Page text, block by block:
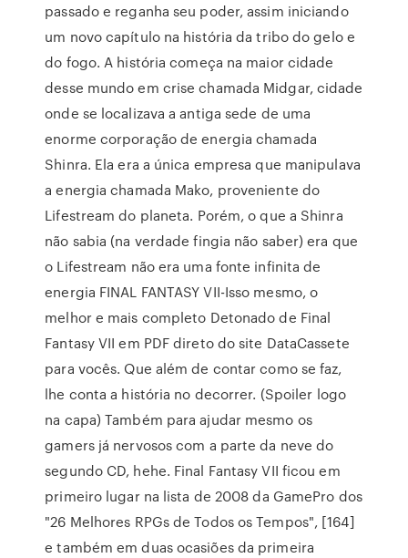
passado e reganha seu poder, assim iniciando
um novo capítulo na história da tribo do gelo e
do fogo. A história começa na maior cidade
desse mundo em crise chamada Midgar, cidade
onde se localizava a antiga sede de uma
enorme corporação de energia chamada
Shinra. Ela era a única empresa que manipulava
a energia chamada Mako, proveniente do
Lifestream do planeta. Porém, o que a Shinra
não sabia (na verdade fingia não saber) era que
o Lifestream não era uma fonte infinita de
energia FINAL FANTASY VII-Isso mesmo, o
melhor e mais completo Detonado de Final
Fantasy VII em PDF direto do site DataCassete
para vocês. Que além de contar como se faz,
lhe conta a história no decorrer. (Spoiler logo
na capa) Também para ajudar mesmo os
gamers já nervosos com a parte da neve do
segundo CD, hehe. Final Fantasy VII ficou em
primeiro lugar na lista de 2008 da GamePro dos
"26 Melhores RPGs de Todos os Tempos", [164]
e também em duas ocasiões da primeira